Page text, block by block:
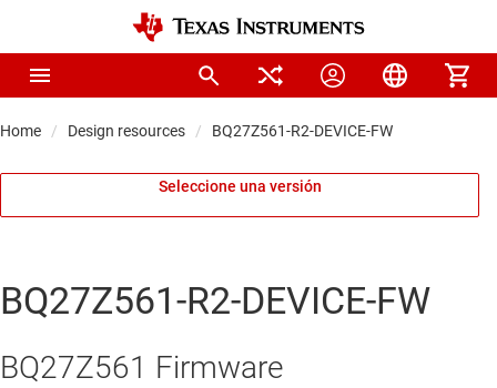
Home Design resources BQ27Z561-R2-DEVICE-FW
Seleccione una versión
BQ27Z561-R2-DEVICE-FW
BQ27Z561 Firmware